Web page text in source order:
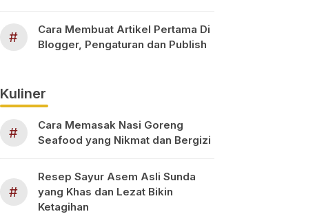
#
Cara Membuat Artikel Pertama Di
Blogger, Pengaturan dan Publish
Kuliner
#
Cara Memasak Nasi Goreng
Seafood yang Nikmat dan Bergizi
#
Resep Sayur Asem Asli Sunda
yang Khas dan Lezat Bikin
Ketagihan